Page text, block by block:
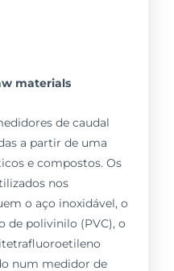
materials
de caudal
a partir de uma
e compostos. Os
nos
o aço inoxidável, o
de polivinilo (PVC), o
num medidor de